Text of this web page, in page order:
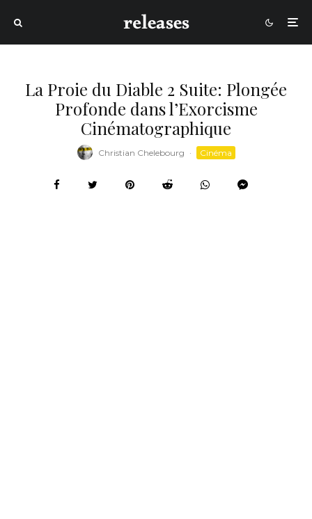
La Proie du Diable 2 Suite: Plongée
Profonde dans l’Exorcisme
Cinématographique
Christian Chelebourg · Cinéma